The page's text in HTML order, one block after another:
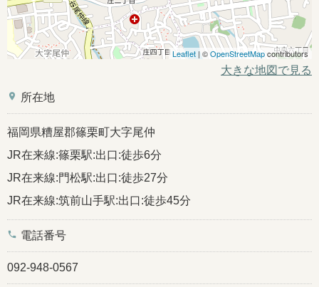
Leaflet | ©OpenStreetMapcontributors
大きな地図で見る
place 所在地
福岡県糟屋郡篠栗町大字尾仲
JR在来線:篠栗駅:出口:徒歩6分
JR在来線:門松駅:出口:徒歩27分
JR在来線:筑前山手駅:出口:徒歩45分
phone 電話番号
092-948-0567